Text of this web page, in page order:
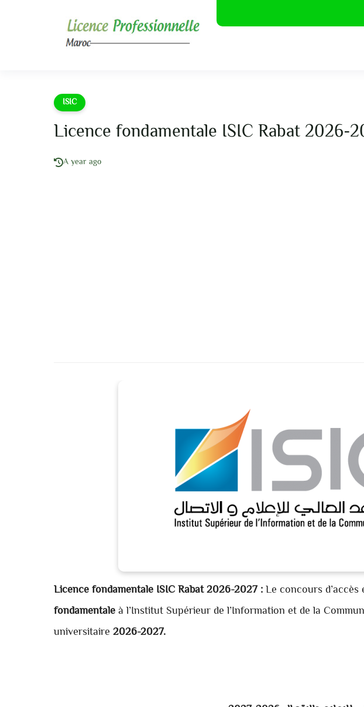
ISIC
Licence fondamentale ISIC Rabat 2026-
A year ago
Licence fondamentale ISIC Rabat 2026-2027 :Le concours
fondamentaleà l’Institut Supérieur de l’Information et de la
universitaire 2026-2027.